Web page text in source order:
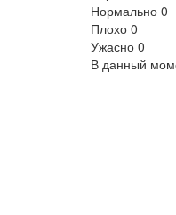
Нормально 0
Плохо 0
Ужасно 0
В данный